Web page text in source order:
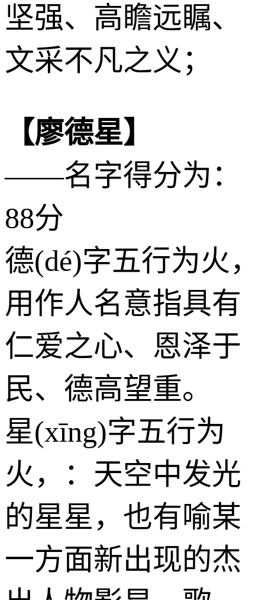
坚强、高瞻远瞩、
文采不凡之义；
【廖德星】
——名字得分为：
88分
德(dé)字五行为火 ，
用作人名意指具有
仁爱之心、恩泽于
民、德高望重。
星(xīng)字五行为
火 ，：天空中发光
的星星，也有喻某
一方面新出现的杰